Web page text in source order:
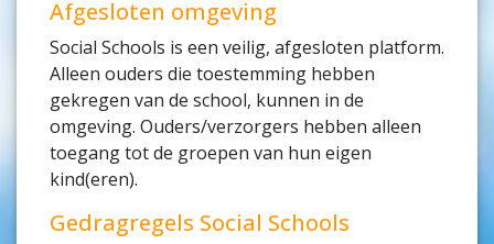
Afgesloten omgeving
Social Schools is een veilig, afgesloten platform.
Alleen ouders die toestemming hebben
gekregen van de school, kunnen in de
omgeving. Ouders/verzorgers hebben alleen
toegang tot de groepen van hun eigen
kind(eren).
Gedragregels Social Schools